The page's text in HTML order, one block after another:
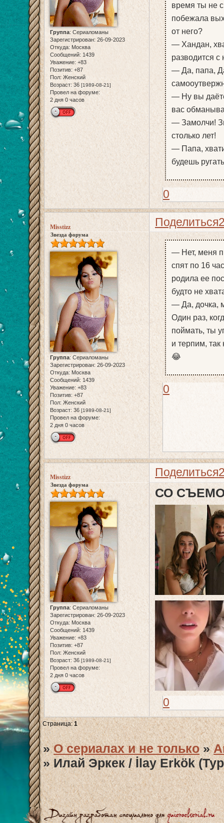
Группа: Сериаломаны
Зарегистрирован: 26-09-2023
Откуда: Москва
Сообщений: 1439
Уважение: +83
Позитив: +87
Пол: Женский
Возраст: 36 [1989-08-21]
Провел на форуме:
2 дня 0 часов
время ты не
побежала
от него?
— Хандан,
разводится с
— Да, папа,
— Ну вы
вас
— Замолчи!
столько лет!
— Папа,
будешь
0
Поделиться
Misstizz
Звезда форума
Группа:Сериаломаны
Зарегистрирован: 26-09-2023
Откуда: Москва
Сообщений: 1439
Уважение: +83
Позитив: +87
Пол: Женский
Возраст: 36 [1989-08-21]
Провел на форуме:
2 дня 0 часов
— Нет, меня
спят по 16
родила ее
будто не
— Да, дочка,
Один раз,
поймать, ты
и терпим,
😂
0
Поделиться
Misstizz
Звезда форума
Группа: Сериаломаны
Зарегистрирован: 26-09-2023
Откуда: Москва
Сообщений: 1439
Уважение: +83
Позитив: +87
Пол: Женский
Возраст: 36 [1989-08-21]
Провел на форуме:
2 дня 0 часов
СО
0
Страница:1
»О сериалах и не только »
»Илай Эркек / İlay Erkök